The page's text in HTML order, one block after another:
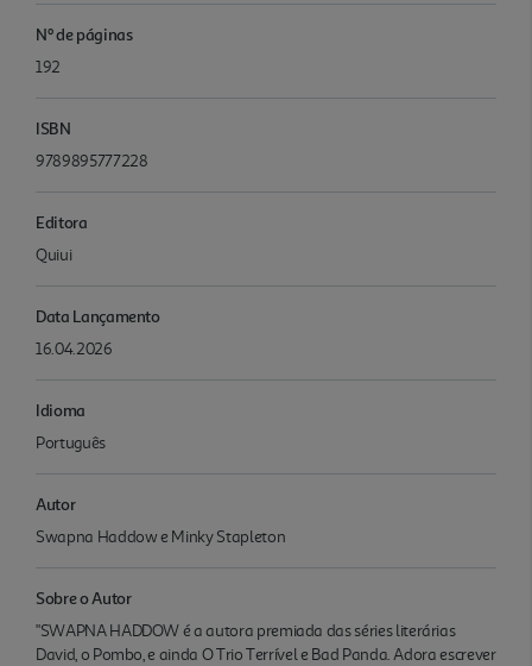
Nº de páginas
192
ISBN
9789895777228
Editora
Quiui
Data Lançamento
16.04.2026
Idioma
Português
Autor
Swapna Haddow e Minky Stapleton
Sobre o Autor
"SWAPNA HADDOW é a autora premiada das séries literárias
David, o Pombo, e ainda O Trio Terrível e Bad Panda. Adora escrever